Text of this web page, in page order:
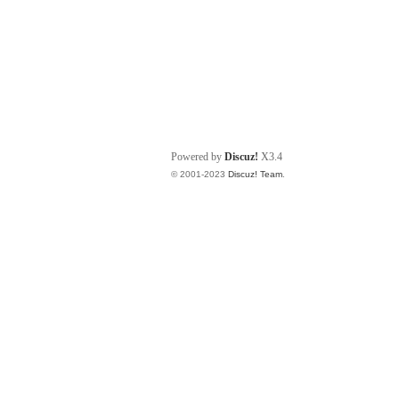
Powered by Discuz! X3.4
© 2001-2023 Discuz! Team